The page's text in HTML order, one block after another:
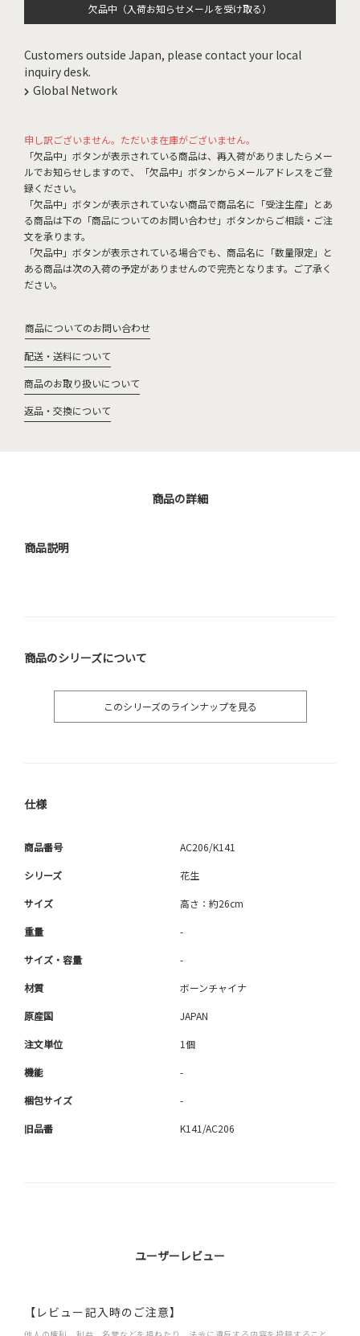
欠品中（入荷お知らせメールを受け取る）
Customers outside Japan, please contact your local
inquiry desk.
Global Network
申し訳ございません。ただいま在庫がございません。
「欠品中」ボタンが表示されている商品は、再入荷がありましたらメー
ルでお知らせしますので、「欠品中」ボタンからメールアドレスをご登
録ください。
「欠品中」ボタンが表示されていない商品で商品名に「受注生産」とあ
る商品は下の「商品についてのお問い合わせ」ボタンからご相談・ご注
文を承ります。
「欠品中」ボタンが表示されている場合でも、商品名に「数量限定」と
ある商品は次の入荷の予定がありませんので完売となります。ご了承く
ださい。
商品についてのお問い合わせ
配送・送料について
商品のお取り扱いについて
返品・交換について
商品の詳細
商品説明
商品のシリーズについて
このシリーズのラインナップを見る
仕様
商品番号 AC206/K141
シリーズ 花生
サイズ 高さ：約26cm
重量 -
サイズ・容量 -
材質 ボーンチャイナ
原産国 JAPAN
注文単位 1個
機能 -
梱包サイズ -
旧品番 K141/AC206
ユーザーレビュー
【レビュー記入時のご注意】